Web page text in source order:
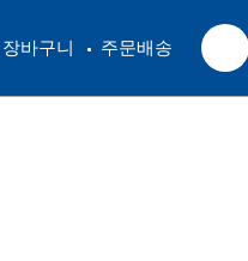
장바구니 주문배송